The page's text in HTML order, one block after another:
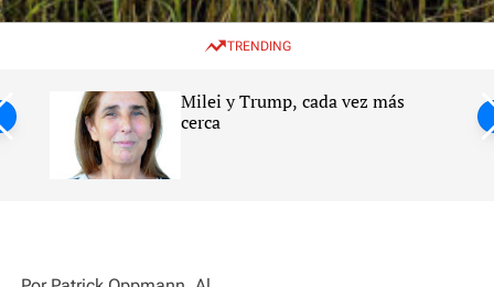
w
c
e
e
TRENDING
Milei y Trump, cada vez más
cerca